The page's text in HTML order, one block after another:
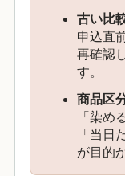
古い比
申込直
再確認
す。
商品区
「染め
「当日
が目的